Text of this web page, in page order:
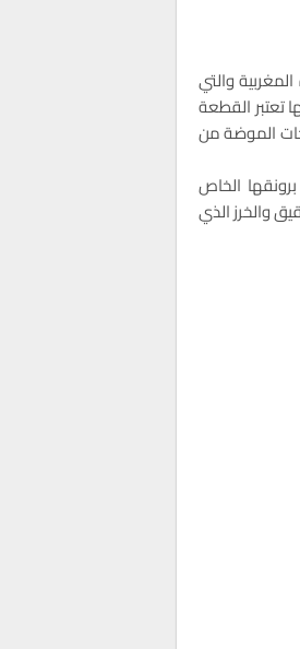
والتي
تعتبر القطعة
الموضة من
الخاص
والخرز الذي